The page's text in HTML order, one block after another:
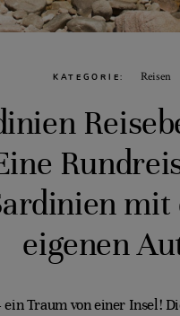
KATEGORIE Reisen
mit
eigenen
ein Traum von einer Insel!